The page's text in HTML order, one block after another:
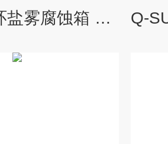
Q-FOG 循环盐雾腐蚀箱 中国找罗中采购